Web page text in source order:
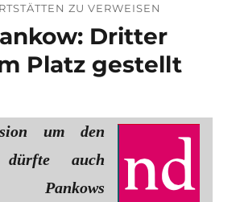
ZU VERWEISEN
Dritter
Platz gestellt
um den
dürfte auch
Pankows